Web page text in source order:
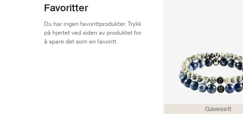
Favoritter
Du har ingen favorittprodukter. Trykk
på hjertet ved siden av produktet for
å spare det som en favoritt.
Gavesett